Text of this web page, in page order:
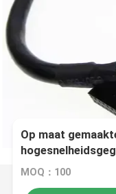
Op maat
verschillende
MOQ：100